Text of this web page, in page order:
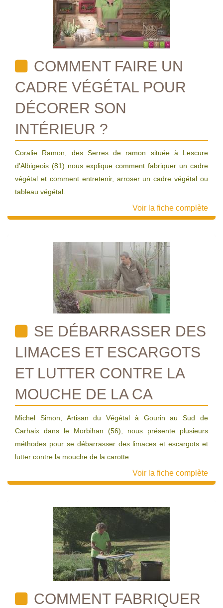
COMMENT FAIRE UN
CADRE VÉGÉTAL POUR
DÉCORER SON
INTÉRIEUR ?
Coralie Ramon, des Serres de ramon située à Lescure
d'Albigeois (81) nous explique comment fabriquer un cadre
végétal et comment entretenir, arroser un cadre végétal ou
tableau végétal.
Voir la fiche complète
SE DÉBARRASSER DES
LIMACES ET ESCARGOTS
ET LUTTER CONTRE LA
MOUCHE DE LA CA
Michel Simon, Artisan du Végétal à Gourin au Sud de
Carhaix dans le Morbihan (56), nous présente plusieurs
méthodes pour se débarrasser des limaces et escargots et
lutter contre la mouche de la carotte.
Voir la fiche complète
COMMENT FABRIQUER